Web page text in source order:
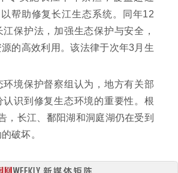
帮助修复长江生态系统。同年12
江保护法，加强生态保护与安全，
的高效利用。该法律于次年3月生
环境保护督察组认为，地方有关部
认识到修复生态环境的重要性。根
，长江、鄱阳湖和洞庭湖仍在受到
破坏。